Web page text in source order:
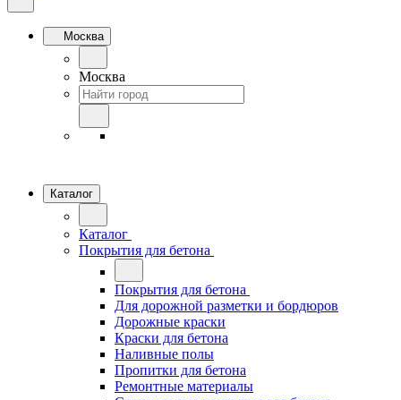
Москва
Москва
Каталог
Каталог
Покрытия для бетона
Покрытия для бетона
Для дорожной разметки и бордюров
Дорожные краски
Краски для бетона
Наливные полы
Пропитки для бетона
Ремонтные материалы